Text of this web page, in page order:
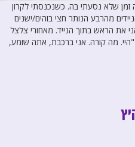
שלא נסעתי בה. כשנכנסתי לקרון
מהרבע הנותר חצי בוהים/ישנים
את הראש בתוך הנייד. מאחורי צלצל
מה קורה. אני ברכבת, אתה שומע,